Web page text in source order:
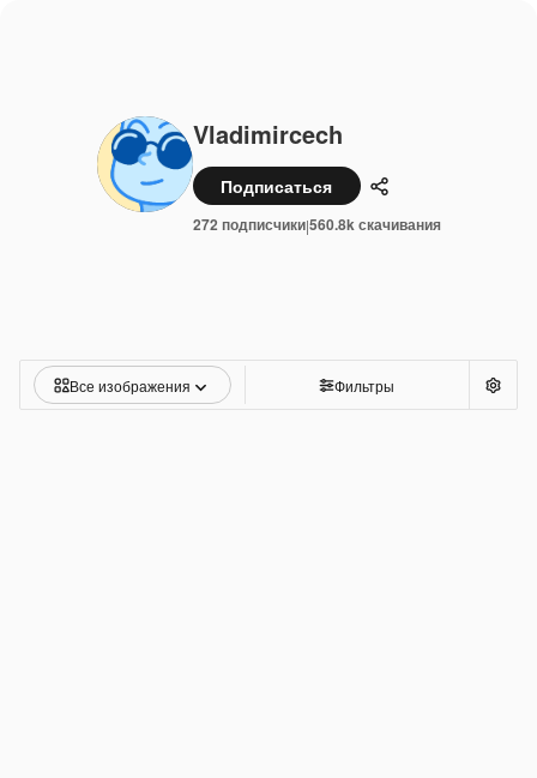
Vladimircech
Подписаться Поделиться
272 подписчики|560.8k скачивания
Все изображения Фильтры